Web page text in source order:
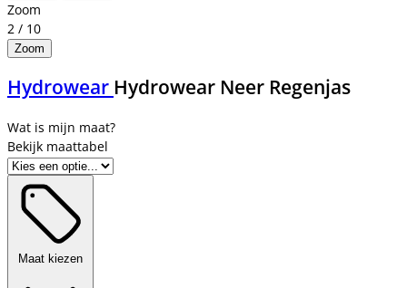
Zoom
2 / 10
Zoom
Hydrowear Hydrowear Neer Regenjas
Bekijk maattabel
Maat kiezen